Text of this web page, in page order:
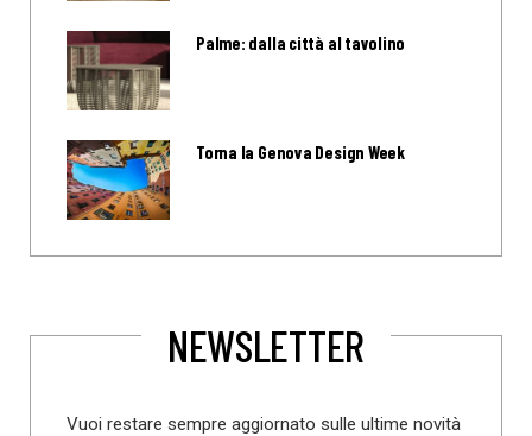
Palme: dalla città al tavolino
Torna la Genova Design Week
NEWSLETTER
Vuoi restare sempre aggiornato sulle ultime novità